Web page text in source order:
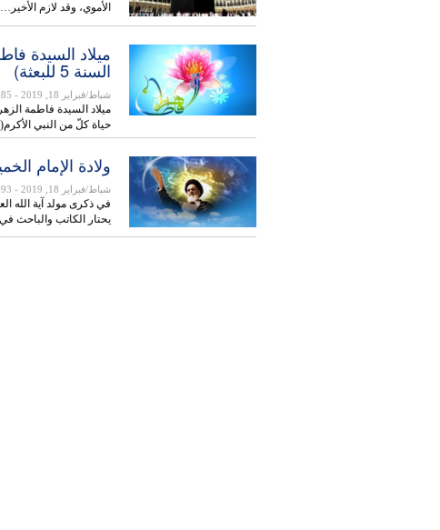
الأموي، وقد لازم الأخير…
السنة 5 للبعثة)
شباط/فبراير 18, 2019 - 8085
حياة كلّ من النبي
ولادة الإمام الخميني الراحل
شباط/فبراير 18, 2019 - 4093
في ذكرى مولد آية الله
يحتار الكاتب والباحث